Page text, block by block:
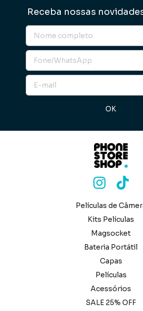
Receba nossas
Películas de
Kits Películas
Magsocket
Bateria Portátil
Capas
Películas
Acessórios
SALE 25% OFF